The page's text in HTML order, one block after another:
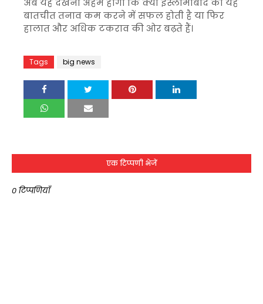
अब यह देखना अहम होगा कि क्या इस्लामाबाद की यह
बातचीत तनाव कम करने में सफल होती है या फिर
हालात और अधिक टकराव की ओर बढ़ते हैं।
Tags big news
एक टिप्पणी भेजें
0 टिप्पणियाँ